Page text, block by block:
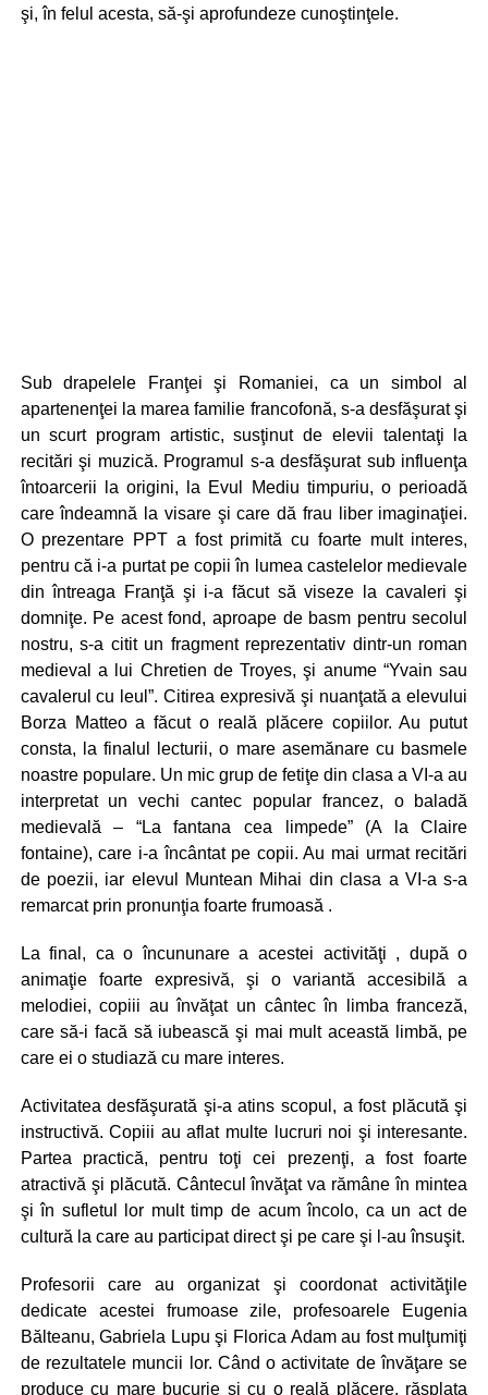
şi, în felul acesta, să-şi aprofundeze cunoştinţele.
Sub drapelele Franţei şi Romaniei, ca un simbol al
apartenenţei la marea familie francofonă, s-a desfăşurat şi
un scurt program artistic, susţinut de elevii talentaţi la
recitări şi muzică. Programul s-a desfăşurat sub influenţa
întoarcerii la origini, la Evul Mediu timpuriu, o perioadă
care îndeamnă la visare şi care dă frau liber imaginaţiei.
O prezentare PPT a fost primită cu foarte mult interes,
pentru că i-a purtat pe copii în lumea castelelor medievale
din întreaga Franţă şi i-a făcut să viseze la cavaleri şi
domniţe. Pe acest fond, aproape de basm pentru secolul
nostru, s-a citit un fragment reprezentativ dintr-un roman
medieval a lui Chretien de Troyes, şi anume “Yvain sau
cavalerul cu leul”. Citirea expresivă şi nuanţată a elevului
Borza Matteo a făcut o reală plăcere copiilor. Au putut
consta, la finalul lecturii, o mare asemănare cu basmele
noastre populare. Un mic grup de fetiţe din clasa a VI-a au
interpretat un vechi cantec popular francez, o baladă
medievală – “La fantana cea limpede” (A la Claire
fontaine), care i-a încântat pe copii. Au mai urmat recitări
de poezii, iar elevul Muntean Mihai din clasa a VI-a s-a
remarcat prin pronunţia foarte frumoasă .
La final, ca o încununare a acestei activităţi , după o
animaţie foarte expresivă, şi o variantă accesibilă a
melodiei, copiii au învăţat un cântec în limba franceză,
care să-i facă să iubească şi mai mult această limbă, pe
care ei o studiază cu mare interes.
Activitatea desfăşurată şi-a atins scopul, a fost plăcută şi
instructivă. Copiii au aflat multe lucruri noi şi interesante.
Partea practică, pentru toţi cei prezenţi, a fost foarte
atractivă şi plăcută. Cântecul învăţat va rămâne în mintea
şi în sufletul lor mult timp de acum încolo, ca un act de
cultură la care au participat direct şi pe care şi l-au însuşit.
Profesorii care au organizat şi coordonat activităţile
dedicate acestei frumoase zile, profesoarele Eugenia
Bălteanu, Gabriela Lupu şi Florica Adam au fost mulţumiţi
de rezultatele muncii lor. Când o activitate de învăţare se
produce cu mare bucurie şi cu o reală plăcere, răsplata